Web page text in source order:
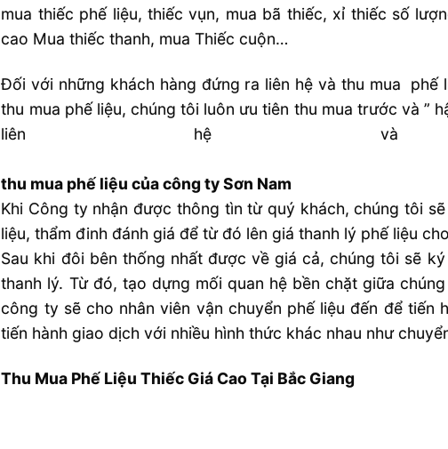
mua thiếc phế liệu, thiếc vụn, mua bã thiếc, xỉ thiếc số
cao Mua thiếc thanh, mua Thiếc cuộn…
Đối với những khách hàng đứng ra liên hệ và thu mua
thu mua phế liệu, chúng tôi luôn ưu tiên thu mua trước và ”
liên hệ và
thu mua phế liệu của công ty Sơn Nam
Khi Công ty nhận được thông tìn từ quý khách, chúng tôi
liệu, thẩm đinh đánh giá để từ đó lên giá thanh lý phế liệu
Sau khi đôi bên thống nhất được về giá cả, chúng tôi sẽ
thanh lý. Từ đó, tạo dựng mối quan hệ bền chặt giữa
công ty sẽ cho nhân viên vận chuyển phế liệu đến để tiến
tiến hành giao dịch với nhiều hình thức khác nhau như
Thu Mua Phế Liệu Thiếc Giá Cao Tại Bắc Giang